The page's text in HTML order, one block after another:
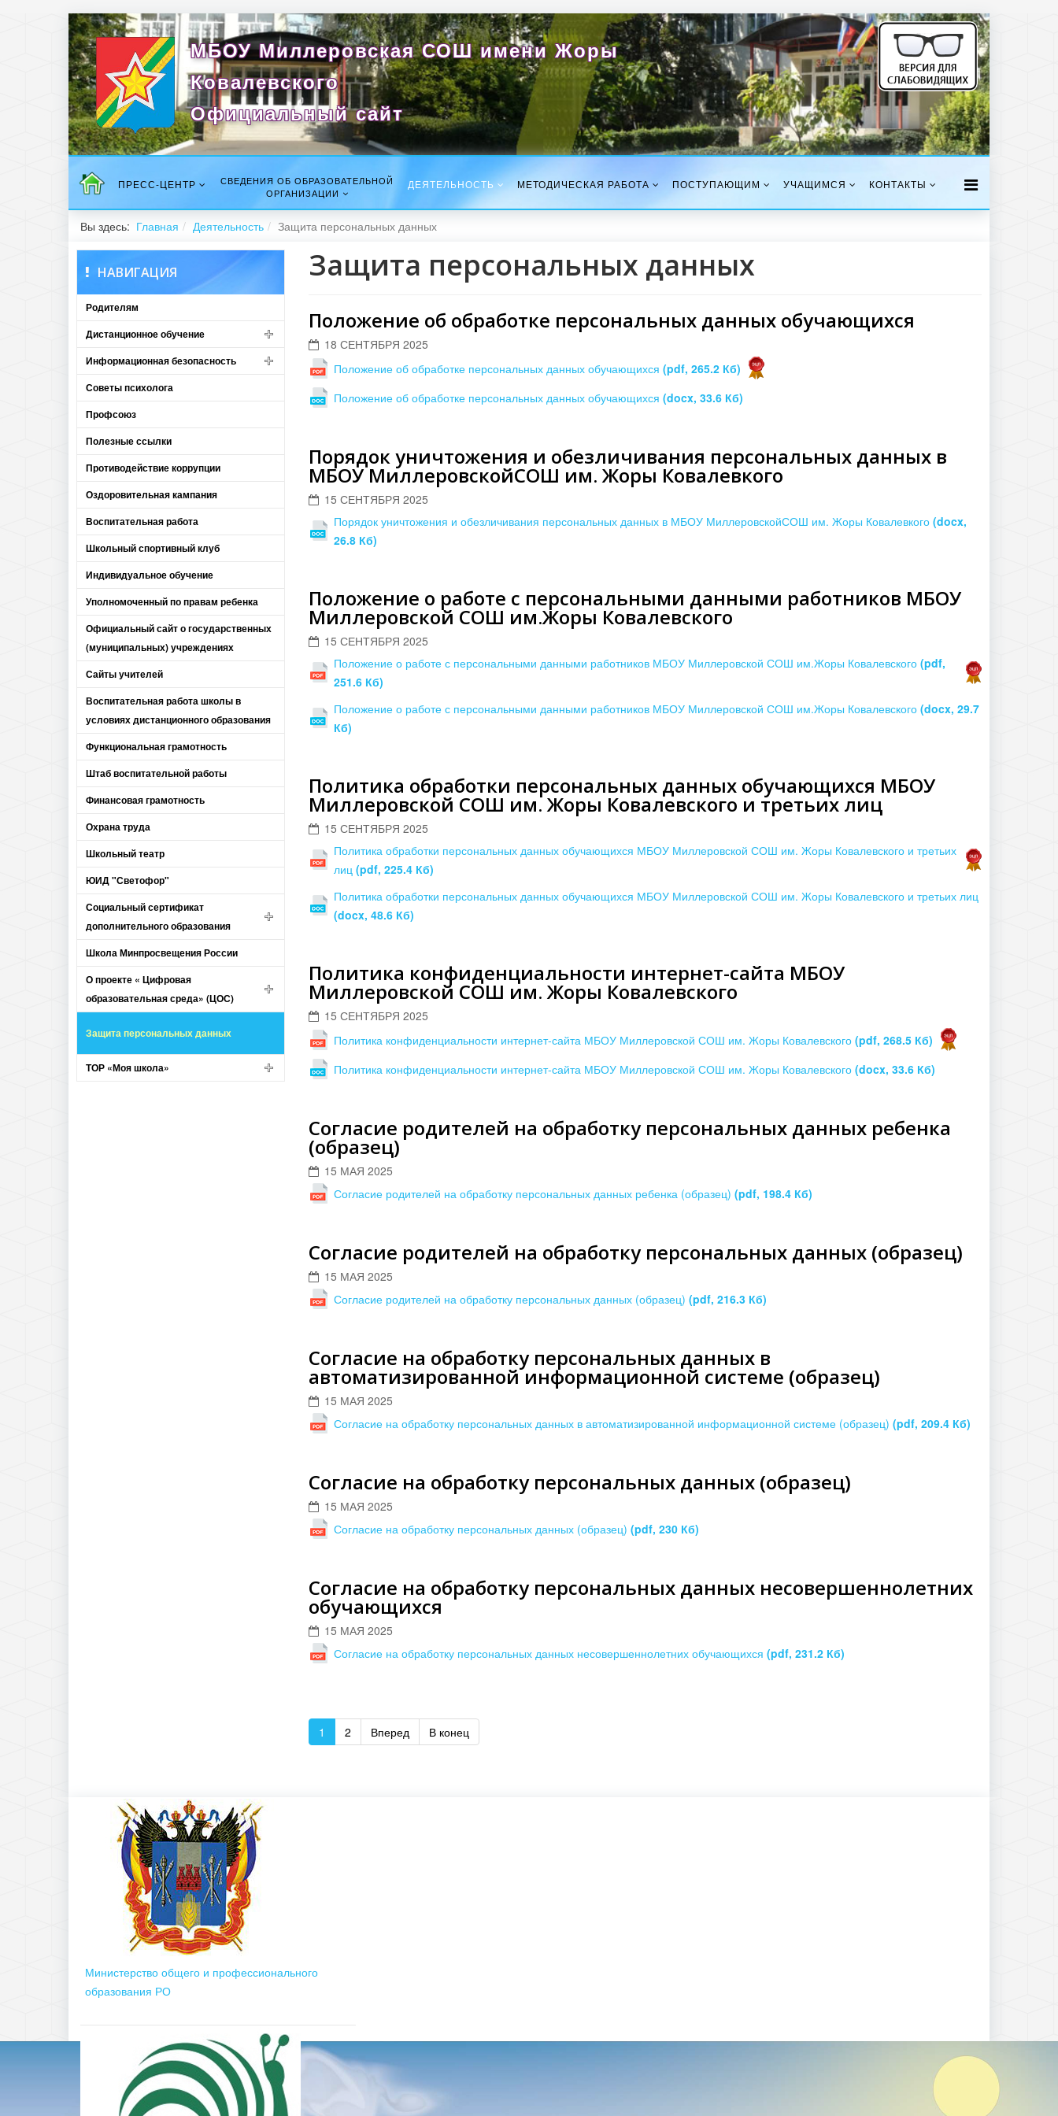
МБОУ Миллеровская СОШ имени Жоры
Ковалевского
Официальный сайт
ПРЕСС-ЦЕНТР
СВЕДЕНИЯ ОБ ОБРАЗОВАТЕЛЬНОЙ
ОРГАНИЗАЦИИ
ДЕЯТЕЛЬНОСТЬ МЕТОДИЧЕСКАЯ РАБОТА ПОСТУПАЮЩИМ УЧАЩИМСЯ КОНТАКТЫ
Вы здесь: Главная Деятельность Защита персональных данных
НАВИГАЦИЯ
Родителям
Дистанционное обучение
Информационная безопасность
Советы психолога
Профсоюз
Полезные ссылки
Противодействие коррупции
Оздоровительная кампания
Воспитательная работа
Школьный спортивный клуб
Индивидуальное обучение
Уполномоченный по правам ребенка
Официальный сайт о государственных
(муниципальных) учреждениях
Сайты учителей
Воспитательная работа школы в
условиях дистанционного образования
Функциональная грамотность
Штаб воспитательной работы
Финансовая грамотность
Охрана труда
Школьный театр
ЮИД "Светофор"
Социальный сертификат
дополнительного образования
Школа Минпросвещения России
О проекте « Цифровая
образовательная среда» (ЦОС)
Защита персональных данных
ТОР «Моя школа»
Защита персональных данных
Положение об обработке персональных данных обучающихся
18 СЕНТЯБРЯ 2025
Положение об обработке персональных данных обучающихся (pdf, 265.2 Кб)
Положение об обработке персональных данных обучающихся (docx, 33.6 Кб)
Порядок уничтожения и обезличивания персональных данных в
МБОУ МиллеровскойСОШ им. Жоры Ковалевкого
15 СЕНТЯБРЯ 2025
Порядок уничтожения и обезличивания персональных данных в МБОУ МиллеровскойСОШ им. Жоры Ковалевкого (docx,
26.8 Кб)
Положение о работе с персональными данными работников МБОУ
Миллеровской СОШ им.Жоры Ковалевского
15 СЕНТЯБРЯ 2025
Положение о работе с персональными данными работников МБОУ Миллеровской СОШ им.Жоры Ковалевского (pdf,
251.6 Кб)
Положение о работе с персональными данными работников МБОУ Миллеровской СОШ им.Жоры Ковалевского (docx, 29.7
Кб)
Политика обработки персональных данных обучающихся МБОУ
Миллеровской СОШ им. Жоры Ковалевского и третьих лиц
15 СЕНТЯБРЯ 2025
Политика обработки персональных данных обучающихся МБОУ Миллеровской СОШ им. Жоры Ковалевского и третьих
лиц (pdf, 225.4 Кб)
Политика обработки персональных данных обучающихся МБОУ Миллеровской СОШ им. Жоры Ковалевского и третьих лиц
(docx, 48.6 Кб)
Политика конфиденциальности интернет-сайта МБОУ
Миллеровской СОШ им. Жоры Ковалевского
15 СЕНТЯБРЯ 2025
Политика конфиденциальности интернет-сайта МБОУ Миллеровской СОШ им. Жоры Ковалевского (pdf, 268.5 Кб)
Политика конфиденциальности интернет-сайта МБОУ Миллеровской СОШ им. Жоры Ковалевского (docx, 33.6 Кб)
Согласие родителей на обработку персональных данных ребенка
(образец)
15 МАЯ 2025
Согласие родителей на обработку персональных данных ребенка (образец) (pdf, 198.4 Кб)
Согласие родителей на обработку персональных данных (образец)
15 МАЯ 2025
Согласие родителей на обработку персональных данных (образец) (pdf, 216.3 Кб)
Согласие на обработку персональных данных в
автоматизированной информационной системе (образец)
15 МАЯ 2025
Согласие на обработку персональных данных в автоматизированной информационной системе (образец) (pdf, 209.4 Кб)
Согласие на обработку персональных данных (образец)
15 МАЯ 2025
Согласие на обработку персональных данных (образец) (pdf, 230 Кб)
Согласие на обработку персональных данных несовершеннолетних
обучающихся
15 МАЯ 2025
Согласие на обработку персональных данных несовершеннолетних обучающихся (pdf, 231.2 Кб)
1 2 Вперед В конец
Министерство общего и профессионального
образования РО